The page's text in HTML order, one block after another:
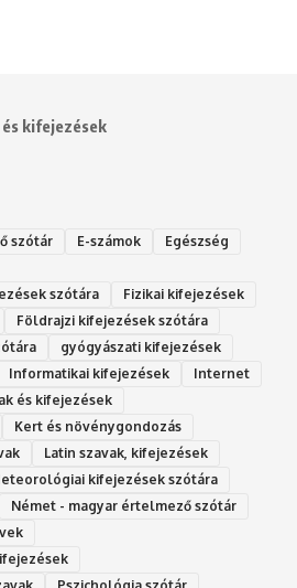
kifejezések
szótár E-számok
Egészség
szótára
Fizikai kifejezések
Földrajzi kifejezések szótára
gyógyászati kifejezések
Informatikai kifejezések
Internet
és kifejezések
Kert és növénygondozás
Latin szavak, kifejezések
kifejezések szótára
Német - magyar értelmező szótár